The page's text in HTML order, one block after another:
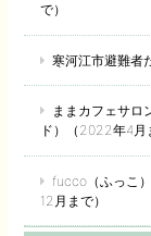
で）
寒河江市避難者
ままカフェサロ
ド）（2022年4月
fucco（ふっこ
12月まで）